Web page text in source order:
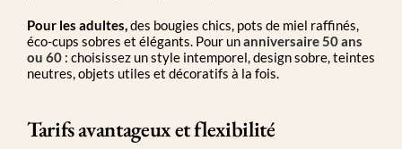
Pour les adultes,des bougies chics, pots de miel raffinés,
éco-cups sobres et élégants. Pour unanniversaire 50 ans
ou 60 : choisissez un style intemporel, design sobre, teintes
neutres, objets utiles et décoratifs à la fois.
Tarifs avantageux et flexibilité